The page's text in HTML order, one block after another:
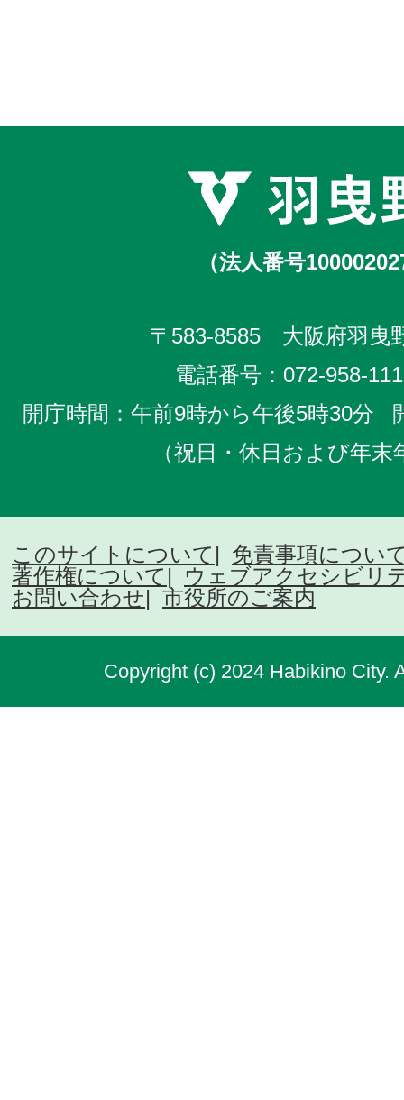
（法人番号
〒583-8585 大阪府羽曳
電話番号： 072-958-
開庁時間：午前9時から午後5時30分
（祝日・休日および年
このサイトについて
免責事項につい
著作権について
ウェブアクセシビリ
お問い合わせ
市役所のご案内
Copyright (c) 2024 Habikino City.